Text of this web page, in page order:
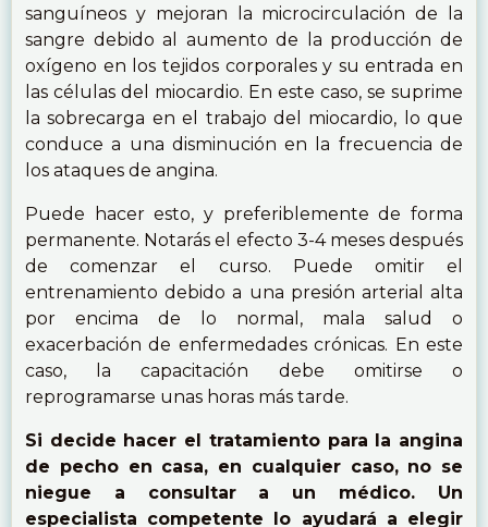
sanguíneos y mejoran la microcirculación de la
sangre debido al aumento de la producción de
oxígeno en los tejidos corporales y su entrada en
las células del miocardio. En este caso, se suprime
la sobrecarga en el trabajo del miocardio, lo que
conduce a una disminución en la frecuencia de
los ataques de angina.
Puede hacer esto, y preferiblemente de forma
permanente. Notarás el efecto 3-4 meses después
de comenzar el curso. Puede omitir el
entrenamiento debido a una presión arterial alta
por encima de lo normal, mala salud o
exacerbación de enfermedades crónicas. En este
caso, la capacitación debe omitirse o
reprogramarse unas horas más tarde.
Si decide hacer el tratamiento para la angina
de pecho en casa, en cualquier caso, no se
niegue a consultar a un médico. Un
especialista competente lo ayudará a elegir